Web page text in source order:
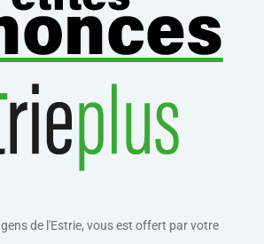
de l'Estrie, vous est offert par votre